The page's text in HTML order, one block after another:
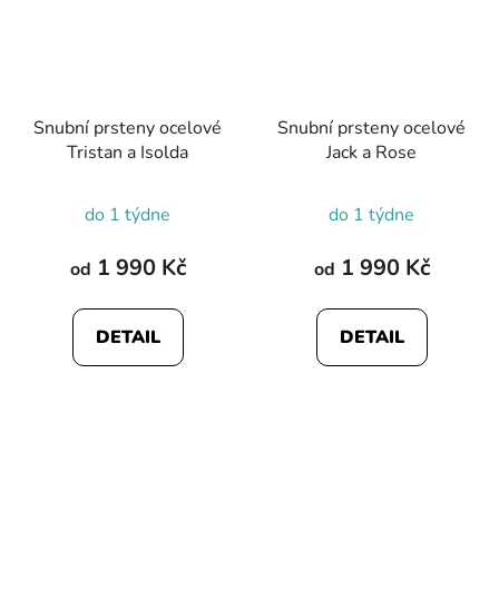
Snubní prsteny ocelové
Tristan a Isolda
do 1 týdne
od 1 990 Kč
DETAIL
Snubní prsteny ocelové
Jack a Rose
do 1 týdne
od 1 990 Kč
DETAIL